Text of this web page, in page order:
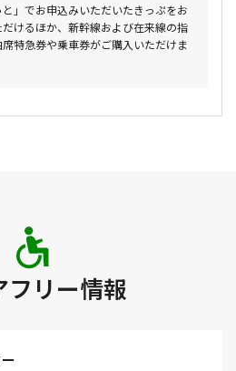
と」でお申込みいただいたきっぷをお
けるほか、新幹線および在来線の指
特急券や乗車券がご購入いただけま
フリー情報